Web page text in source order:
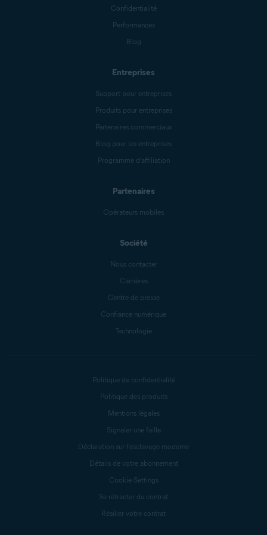
Confidentialité
Performances
Blog
Entreprises
Support pour entreprises
Produits pour entreprises
Partenaires commerciaux
Blog pour les entreprises
Programme d’affiliation
Partenaires
Opérateurs mobiles
Société
Nous contacter
Carrières
Centre de presse
Confiance numérique
Technologie
Politique de confidentialité
Politique des produits
Mentions légales
Signaler une faille
Déclaration sur l’esclavage moderne
Détails de votre abonnement
Cookie Settings
Se rétracter du contrat
Résilier votre contrat